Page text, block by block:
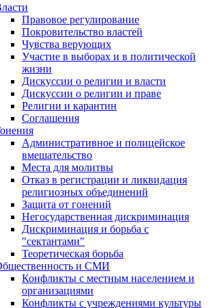
Правовое регулирование
Покровительство властей
Чувства верующих
Участие в выборах и в политической
жизни
Дискуссии о религии и власти
Дискуссии о религии и праве
Религии и карантин
Соглашения
Административное и полицейское
вмешательство
Места для молитвы
Отказ в регистрации и ликвидация
религиозных объединений
Защита от гонений
Негосударственная дискриминация
Дискриминация и борьба с
"сектантами"
Теоретическая борьба
и СМИ
Конфликты с местным населением и
организациями
Конфликты с учреждениями культуры